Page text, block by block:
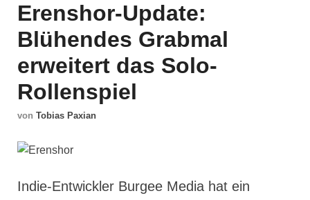
Erenshor-Update:
Blühendes Grabmal
erweitert das Solo-
Rollenspiel
von Tobias Paxian
Indie-Entwickler Burgee Media hat ein